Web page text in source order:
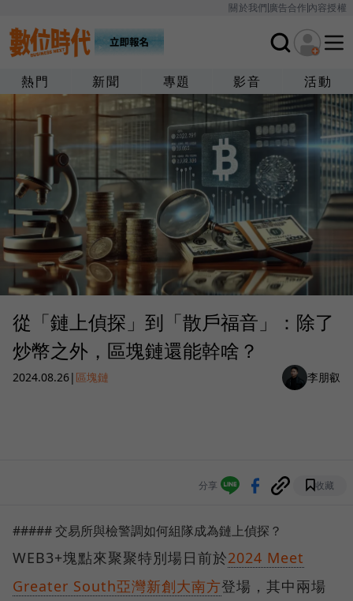
關於我們廣告合作內容授權
熱門 新聞 專題 影音 活動
從「鏈上偵探」到「散戶福音」：除了
炒幣之外，區塊鏈還能幹啥？
2024.08.26| 區塊鏈 李朋叡
分享 收藏
##### 交易所與檢警調如何組隊成為鏈上偵探？
WEB3+塊點來聚聚特別場日前於2024 Meet
Greater South亞灣新創大南方登場，其中兩場